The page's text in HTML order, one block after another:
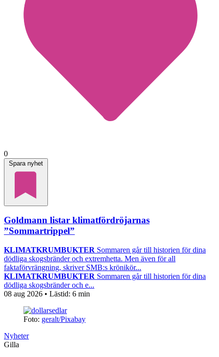
0
Spara nyhet
Goldmann listar klimatfördröjarnas
”Sommartrippel”
KLIMATKRUMBUKTER Sommaren går till historien för dina
dödliga skogsbränder och extremhetta. Men även för all
faktaförvrängning, skriver SMB:s krönikör...
KLIMATKRUMBUKTER Sommaren går till historien för dina
dödliga skogsbränder och e...
08 aug 2026 • Lästid: 6 min
Foto: geralt/Pixabay
Nyheter
Gilla